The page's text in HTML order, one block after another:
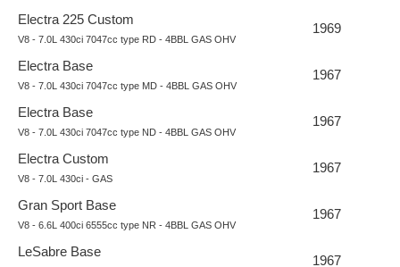
Electra 225 Custom
V8 - 7.0L 430ci 7047cc type RD - 4BBL GAS OHV
1969
Electra Base
V8 - 7.0L 430ci 7047cc type MD - 4BBL GAS OHV
1967
Electra Base
V8 - 7.0L 430ci 7047cc type ND - 4BBL GAS OHV
1967
Electra Custom
V8 - 7.0L 430ci - GAS
1967
Gran Sport Base
V8 - 6.6L 400ci 6555cc type NR - 4BBL GAS OHV
1967
LeSabre Base
1967